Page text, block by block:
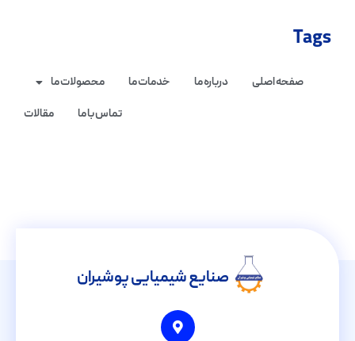
Tags
صفحه اصلی درباره ما خدمات ما
محصولات ما
تماس با ما
مقالات
صنایع شیمیایی پوشیران